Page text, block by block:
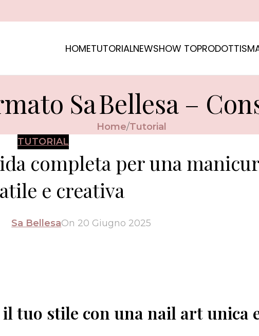
HOMETUTORIALNEWSHOW TOPRODOTTI
Sa Bellesa –
Home Tutorial
TUTORIAL
completa per una
e creativa
Sa BellesaOn 20 Giugno 2025
tuo stile con una nail art unica